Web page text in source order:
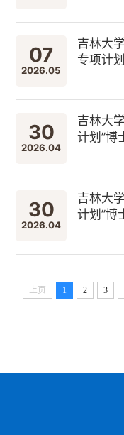
07
2026.05
吉林大
专项计
30
2026.04
吉林大
计划”博
30
2026.04
吉林大
计划”博
上页 1 2 3